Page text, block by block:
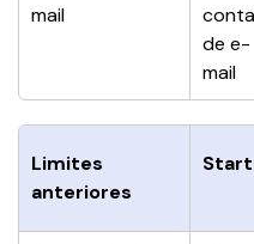
mail
de e-
mail
Limites
anteriores